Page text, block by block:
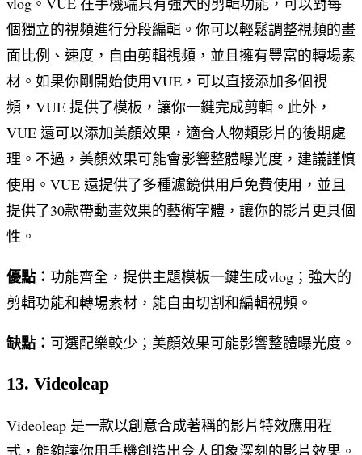
個獨立的視頻進行分段編輯。你可以輕鬆調整視頻的畫
面比例、速度，自由剪輯視頻，並且擁有豐富的轉場素
材。如果你剛開始使用VUE，可以直接添加多個視
頻，VUE 提供了模板，讓你一鍵完成剪輯。此外，
VUE 還可以添加美顏效果，適合人物類影片的後期處
理。不過，美顏效果可能會影響整體曝光度，建議謹慎
使用。VUE 還提供了多種濾鏡供用戶免費使用，並且
提供了30款帶動畫效果的藝術字體，讓你的影片更具個
性。
優點： 功能齊全，提供主題模板一鍵生成vlog；強大的
剪輯功能和轉場素材，能自由切割和編輯視頻。
缺點： 可選配樂較少；美顏效果可能影響整體曝光度。
13. Videoleap
Videoleap 是一款以創意合成著稱的影片特效應用程
式，能夠讓你用手機創造出令人印象深刻的影片效果。